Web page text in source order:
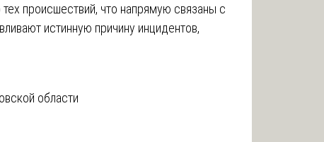
происшествий, что напрямую связаны с
истинную причину инцидентов,
области